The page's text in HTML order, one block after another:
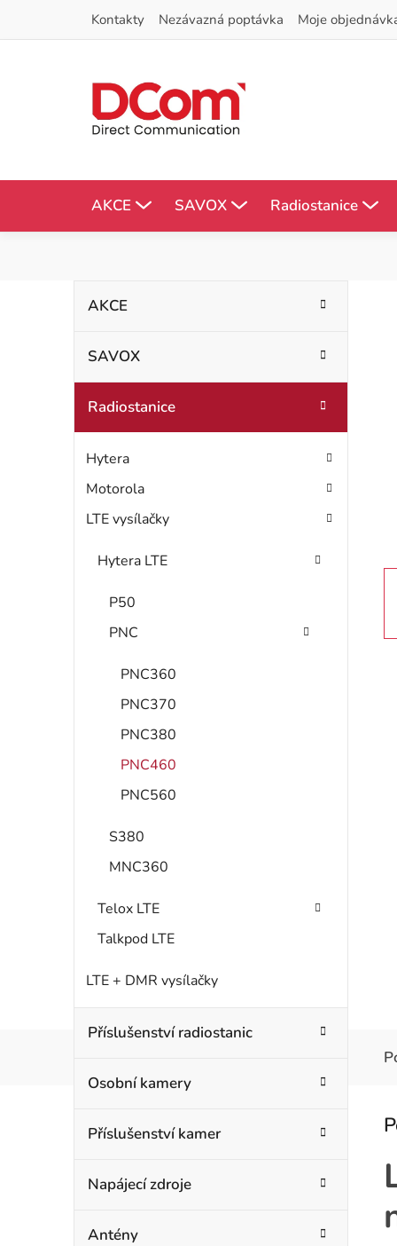
Kontakty Nezávazná poptávka Moje
AKCE SAVOX Radiostanice
P
r
a
n
kategorie
g
r
AKCE
SAVOX
Radiostanice
Hytera
Motorola
LTE vysílačky
Hytera LTE
P50
PNC
PNC360
PNC370
PNC380
PNC460
PNC560
S380
MNC360
Telox LTE
Talkpod LTE
LTE + DMR vysílačky
Příslušenství radiostanic
Osobní kamery
Příslušenství kamer
Napájecí zdroje
Antény